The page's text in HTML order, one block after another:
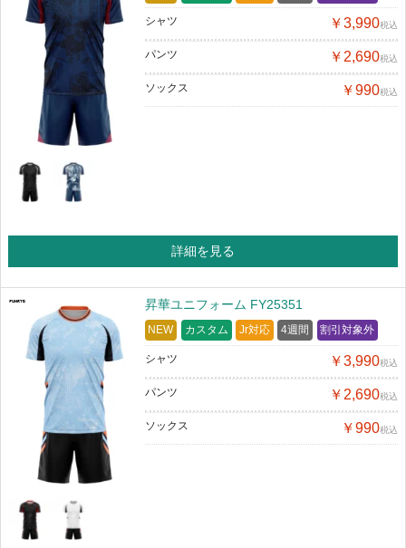
シャツ ￥3,990税込
パンツ ￥2,690税込
ソックス ￥990税込
詳細を見る
昇華ユニフォーム FY25351
NEW カスタム Jr対応 4週間 割引対象外
シャツ ￥3,990税込
パンツ ￥2,690税込
ソックス ￥990税込